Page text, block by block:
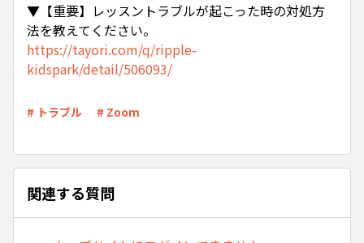
▼【重要】レッスントラブルが起こった時の対処方
法を教えてください。
https://tayori.com/q/ripple-
kidspark/detail/506093/
# トラブル # Zoom
関連する質問